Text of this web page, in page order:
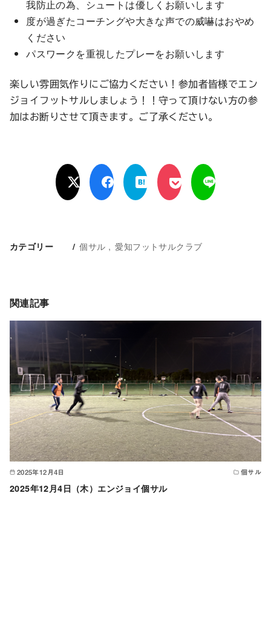
我防止の為、シュートは優しくお願いします
度が過ぎたコーチングや大きな声での威嚇はおやめ
ください
パスワークを重視したプレーをお願いします
楽しい雰囲気作りにご協力ください！参加者皆様でエン
ジョイフットサルしましょう！！守って頂けない方の参
加はお断りさせて頂きます。ご了承ください。
カテゴリー 個サル 愛知フットサルクラブ
関連記事
2025年12月4日 個サル
2025年12月4日（木）エンジョイ個サル